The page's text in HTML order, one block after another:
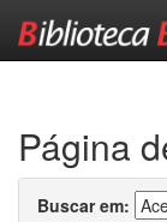
Página
Buscar em: